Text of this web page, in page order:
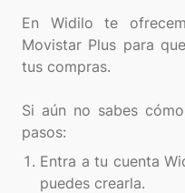
En Widilo te
Movistar Plus para
tus compras.
Si aún no sabes
Entra a tu cuenta
puedes crearla.